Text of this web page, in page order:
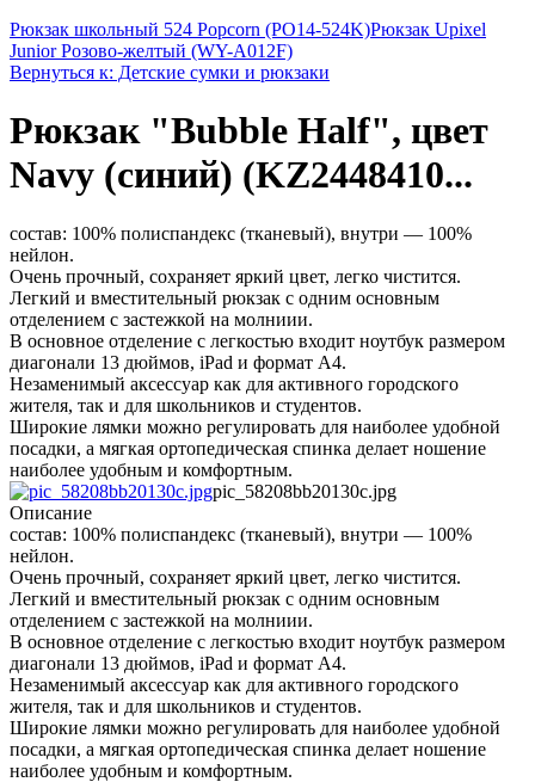
Рюкзак школьный 524 Popcorn (PO14-524K)Рюкзак Upixel
Junior Розово-желтый (WY-A012F)
Вернуться к: Детские сумки и рюкзаки
Рюкзак "Bubble Half", цвет
Navy (синий) (KZ2448410...
состав: 100% полиспандекс (тканевый), внутри — 100%
нейлон.
Очень прочный, сохраняет яркий цвет, легко чистится.
Легкий и вместительный рюкзак с одним основным
отделением с застежкой на молниии.
В основное отделение с легкостью входит ноутбук размером
диагонали 13 дюймов, iPad и формат А4.
Незаменимый аксессуар как для активного городского
жителя, так и для школьников и студентов.
Широкие лямки можно регулировать для наиболее удобной
посадки, а мягкая ортопедическая спинка делает ношение
наиболее удобным и комфортным.
pic_58208bb20130c.jpg
Описание
состав: 100% полиспандекс (тканевый), внутри — 100%
нейлон.
Очень прочный, сохраняет яркий цвет, легко чистится.
Легкий и вместительный рюкзак с одним основным
отделением с застежкой на молниии.
В основное отделение с легкостью входит ноутбук размером
диагонали 13 дюймов, iPad и формат А4.
Незаменимый аксессуар как для активного городского
жителя, так и для школьников и студентов.
Широкие лямки можно регулировать для наиболее удобной
посадки, а мягкая ортопедическая спинка делает ношение
наиболее удобным и комфортным.